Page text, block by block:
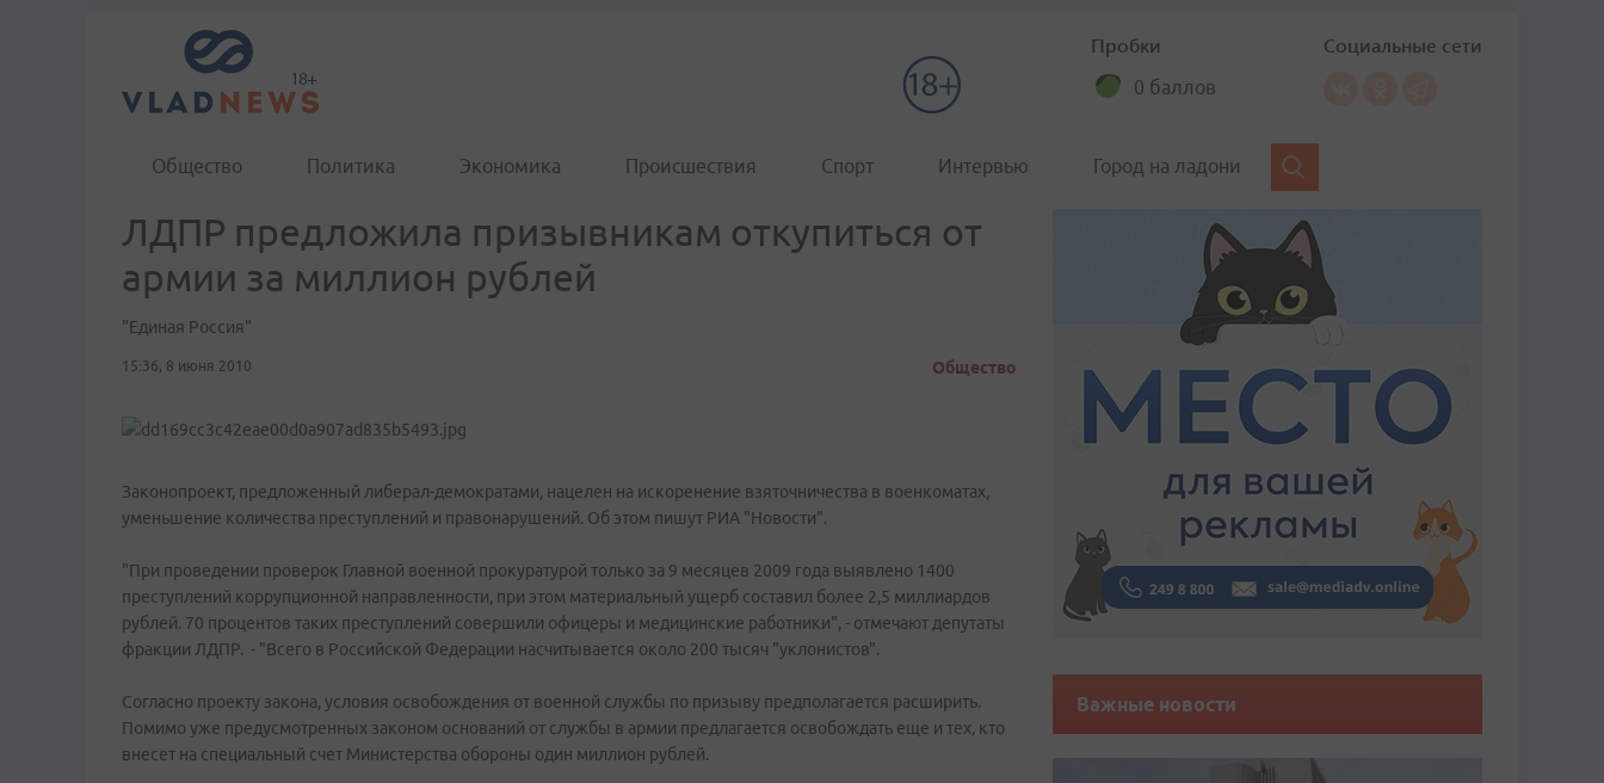
Пробки
0 баллов
Социальные сети
Общество Политика Экономика Происшествия Спорт Интервью Город на ладони
ЛДПР предложила призывникам откупиться от
армии за миллион рублей
"Единая Россия"
15:36, 8 июня 2010 Общество
Законопроект, предложенный либерал-демократами, нацелен на искоренение взяточничества в военкоматах,
уменьшение количества преступлений и правонарушений. Об этом пишут РИА "Новости".
"При проведении проверок Главной военной прокуратурой только за 9 месяцев 2009 года выявлено 1400
преступлений коррупционной направленности, при этом материальный ущерб составил более 2,5 миллиардов
рублей. 70 процентов таких преступлений совершили офицеры и медицинские работники", - отмечают депутаты
фракции ЛДПР. - "Всего в Российской Федерации насчитывается около 200 тысяч "уклонистов".
Согласно проекту закона, условия освобождения от военной службы по призыву предполагается расширить.
Помимо уже предусмотренных законом оснований от службы в армии предлагается освобождать еще и тех, кто
внесет на специальный счет Министерства обороны один миллион рублей.
Важные новости